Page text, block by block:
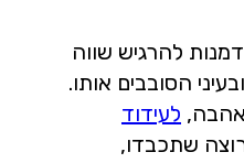
להרגיש שווה
הסובבים אותו.
לעידוד
שתכבדו,